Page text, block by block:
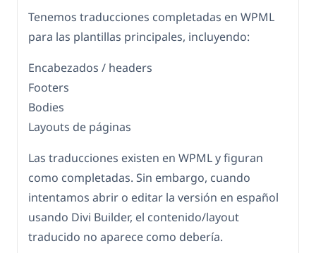
Tenemos traducciones completadas en WPML
para las plantillas principales, incluyendo:
Encabezados / headers
Footers
Bodies
Layouts de páginas
Las traducciones existen en WPML y figuran
como completadas. Sin embargo, cuando
intentamos abrir o editar la versión en español
usando Divi Builder, el contenido/layout
traducido no aparece como debería.